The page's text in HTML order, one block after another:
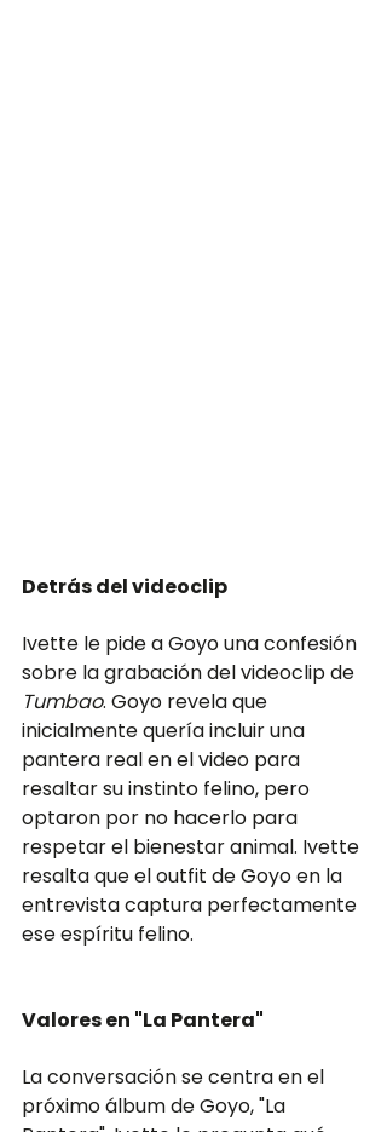
Detrás del videoclip
Ivette le pide a Goyo una confesión
sobre la grabación del videoclip de
Tumbao. Goyo revela que
inicialmente quería incluir una
pantera real en el video para
resaltar su instinto felino, pero
optaron por no hacerlo para
respetar el bienestar animal. Ivette
resalta que el outfit de Goyo en la
entrevista captura perfectamente
ese espíritu felino.
Valores en "La Pantera"
La conversación se centra en el
próximo álbum de Goyo, "La